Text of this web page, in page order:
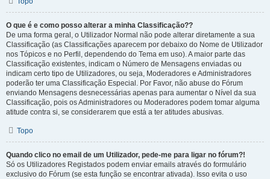
O que é e como posso alterar a minha Classificação??
De uma forma geral, o Utilizador Normal não pode alterar diretamente a sua
Classificação (as Classificações aparecem por debaixo do Nome de Utilizador
nos Tópicos e no Perfil, dependendo do Tema em uso). A maior parte das
Classificação existentes, indicam o Número de Mensagens enviadas ou
indicam certo tipo de Utilizadores, ou seja, Moderadores e Administradores
poderão ter uma Classificação Especial. Por Favor, não abuse do Fórum
enviando Mensagens desnecessárias apenas para aumentar o Nível da sua
Classificação, pois os Administradores ou Moderadores podem tomar alguma
atitude contra si, se considerarem que está a ter atitudes abusivas.
Topo
Quando clico no email de um Utilizador, pede-me para ligar no fórum?!
Só os Utilizadores Registados podem enviar emails através do formulário
exclusivo do Fórum (se esta função se encontrar ativada). Isso evita o uso